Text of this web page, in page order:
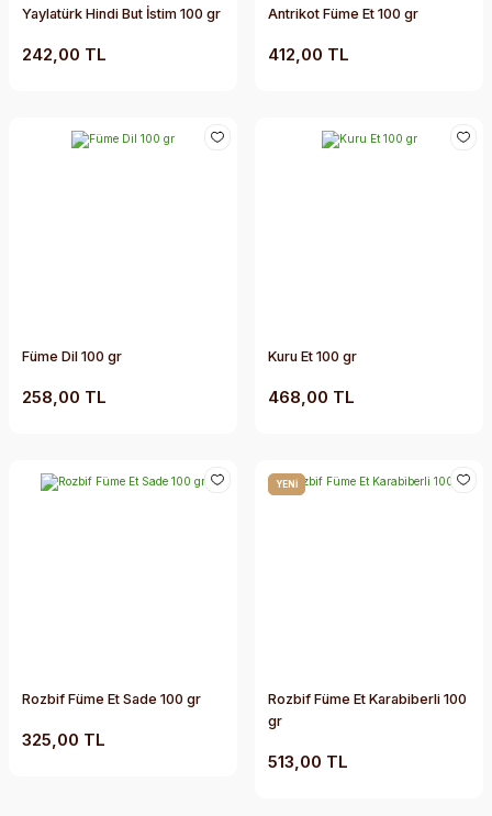
Yaylatürk Hindi But İstim 100 gr
242,00 TL
Antrikot Füme Et 100 gr
412,00 TL
Füme Dil 100 gr
258,00 TL
Kuru Et 100 gr
468,00 TL
Rozbif Füme Et Sade 100 gr
325,00 TL
YENİ
Rozbif Füme Et Karabiberli 100
gr
513,00 TL